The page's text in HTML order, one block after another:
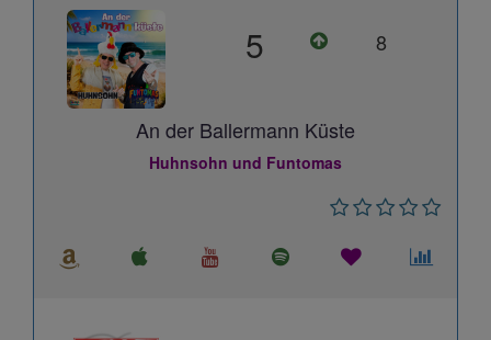
5 8
An der Ballermann Küste
Huhnsohn und Funtomas